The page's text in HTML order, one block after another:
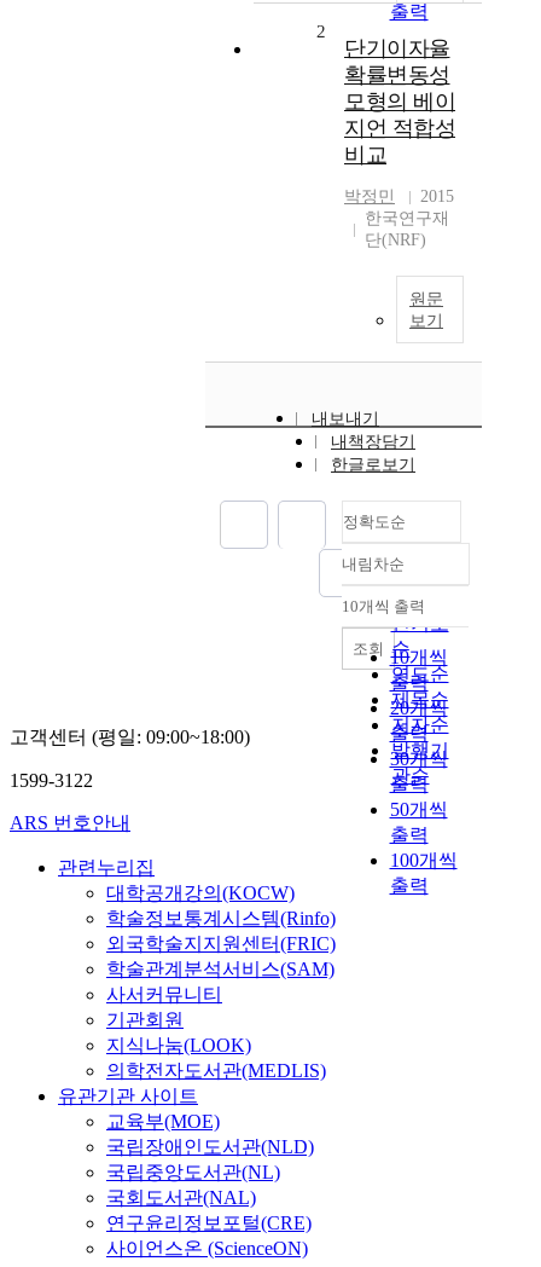
출력
2
단기이자율
확률변동성
모형의 베이
지언 적합성
비교
박정민
2015
한국연구재
단(NRF)
원문
보기
내보내기
내책장담기
한글로보기
정확도순
정확도
순
인기도
순
연도순
제목순
저자순
발행기
관순
내림차순
내림차순
10개씩 출력
10개씩
출력
20개씩
출력
30개씩
출력
50개씩
출력
100개씩
출력
조회
고객센터 (평일: 09:00~18:00)
1599-3122
ARS 번호안내
관련누리집
대학공개강의(KOCW)
학술정보통계시스템(Rinfo)
외국학술지지원센터(FRIC)
학술관계분석서비스(SAM)
사서커뮤니티
기관회원
지식나눔(LOOK)
의학전자도서관(MEDLIS)
유관기관 사이트
교육부(MOE)
국립장애인도서관(NLD)
국립중앙도서관(NL)
국회도서관(NAL)
연구윤리정보포털(CRE)
사이언스온 (ScienceON)